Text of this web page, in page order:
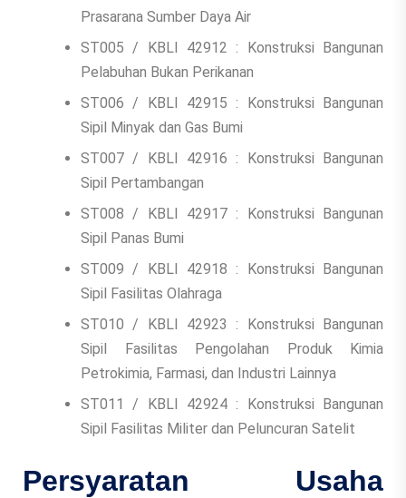
Prasarana Sumber Daya Air
ST005 / KBLI 42912 : Konstruksi Bangunan
Pelabuhan Bukan Perikanan
ST006 / KBLI 42915 : Konstruksi Bangunan
Sipil Minyak dan Gas Bumi
ST007 / KBLI 42916 : Konstruksi Bangunan
Sipil Pertambangan
ST008 / KBLI 42917 : Konstruksi Bangunan
Sipil Panas Bumi
ST009 / KBLI 42918 : Konstruksi Bangunan
Sipil Fasilitas Olahraga
ST010 / KBLI 42923 : Konstruksi Bangunan
Sipil Fasilitas Pengolahan Produk Kimia
Petrokimia, Farmasi, dan Industri Lainnya
ST011 / KBLI 42924 : Konstruksi Bangunan
Sipil Fasilitas Militer dan Peluncuran Satelit
Persyaratan Usaha